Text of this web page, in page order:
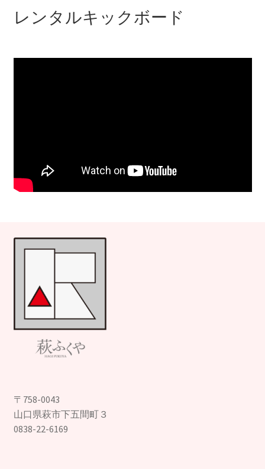
レンタルキックボード
〒758-0043
山口県萩市下五間町３
0838-22-6169